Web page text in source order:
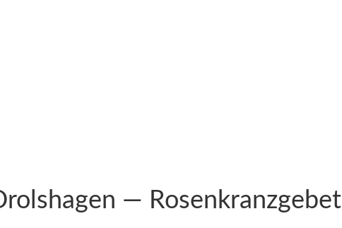
— Rosenkranzgebet